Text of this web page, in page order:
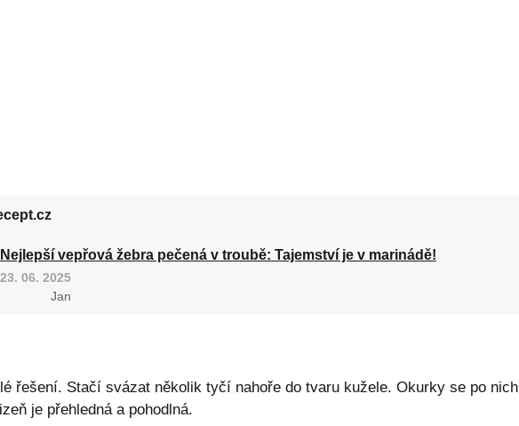
Nejlepší vepřová žebra pečená v troubě: Tajemství je v marinádě!
23. 06. 2025
Jan
řešení. Stačí svázat několik tyčí nahoře do tvaru kužele. Okurky se po nich
je přehledná a pohodlná.